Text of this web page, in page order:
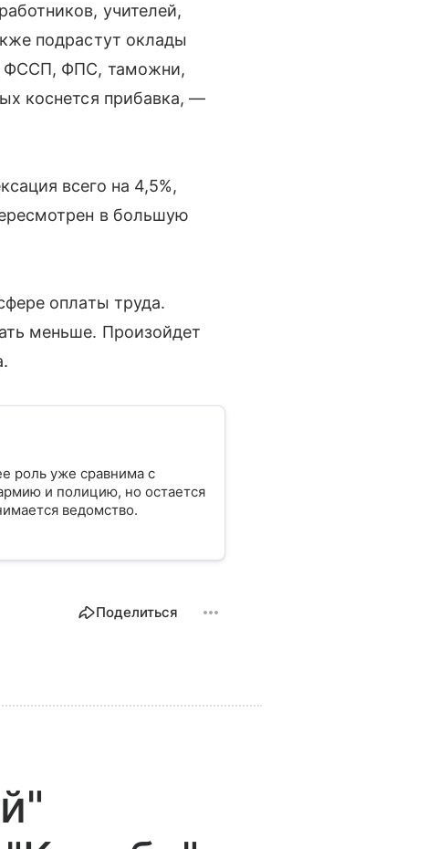
учителей,
подрастут оклады
ФПС, таможни,
коснется прибавка, —
всего на 4,5%,
в большую
оплаты труда.
меньше. Произойдет
роль уже сравнима с
и полицию, но остается
ведомство.
Поделиться